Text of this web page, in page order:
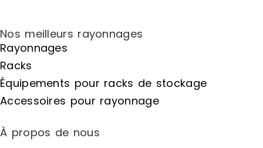
Nos meilleurs rayonnages
Rayonnages
Racks
Équipements pour racks de stockage
Accessoires pour rayonnage
À propos de nous